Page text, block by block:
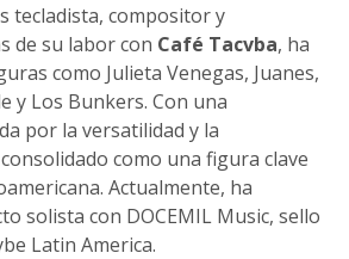
tecladista, compositor y
de su labor con Café Tacvba, ha
como Julieta Venegas, Juanes,
y Los Bunkers. Con una
por la versatilidad y la
como una figura clave
Actualmente, ha
solista con DOCEMIL Music, sello
Latin America.